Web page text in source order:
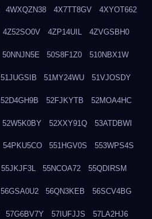
4WXQZN38 4X7TT8GV 4XYOT662
4Z52SO0V 4ZP14UIL 4ZVGSBH0
50NNJN5E 50S8F1Z0 510NBX1W
51JUGSIB 51MY24WU 51VJOSDY
52D4GH9B 52FJKYTB 52MOA4HC
52W5K0BY 52XXY91Q 53ATDBWI
54PKU5CO 551HGV0S 553WPS4S
55JKJF3L 55NCOA72 55QDIRSM
56GSA0U2 56QN3KEB 56SCV4BG
57G6BV7Y 57IUFJJS 57LA2HJ6